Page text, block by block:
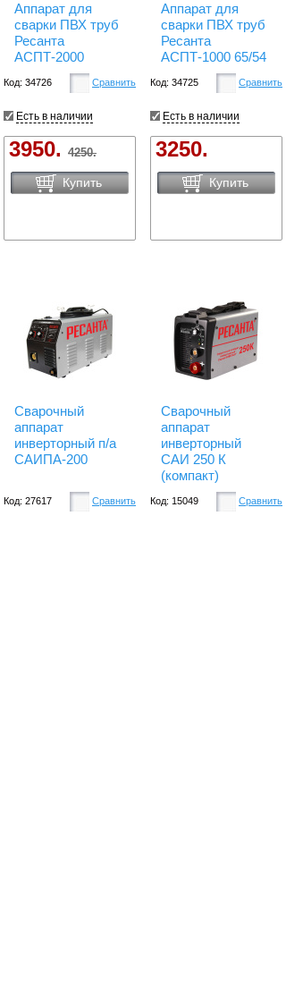
Аппарат для
сварки ПВХ труб
Ресанта
АСПТ-2000
Код: 34726 Сравнить
Есть в наличии
3950. 4250.
Купить
Аппарат для
сварки ПВХ труб
Ресанта
АСПТ-1000 65/54
Код: 34725 Сравнить
Есть в наличии
3250.
Купить
Сварочный
аппарат
инверторный п/а
САИПА-200
Код: 27617 Сравнить
Сварочный
аппарат
инверторный
САИ 250 К
(компакт)
Код: 15049 Сравнить